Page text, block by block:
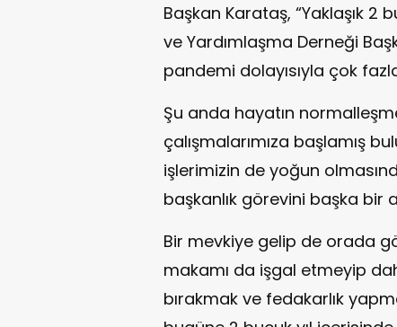
Başkan Karataş, “Yaklaşık 2
ve Yardımlaşma Derneği
pandemi dolayısıyla çok
Şu anda hayatın
çalışmalarımıza başlamış
işlerimizin de yoğun
başkanlık görevini başka bir
Bir mevkiye gelip de orada
makamı da işgal etmeyip
bırakmak ve fedakarlık